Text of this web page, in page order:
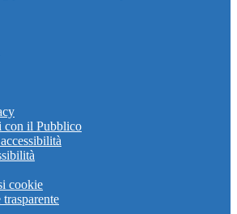
il Pubblico
cookie